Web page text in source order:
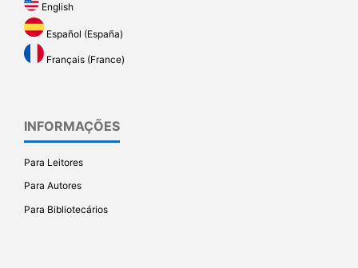
English
Español (España)
Français (France)
INFORMAÇÕES
Para Leitores
Para Autores
Para Bibliotecários